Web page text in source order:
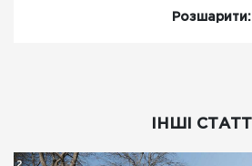
Розшарити:
ІНШІ СТАТТІ